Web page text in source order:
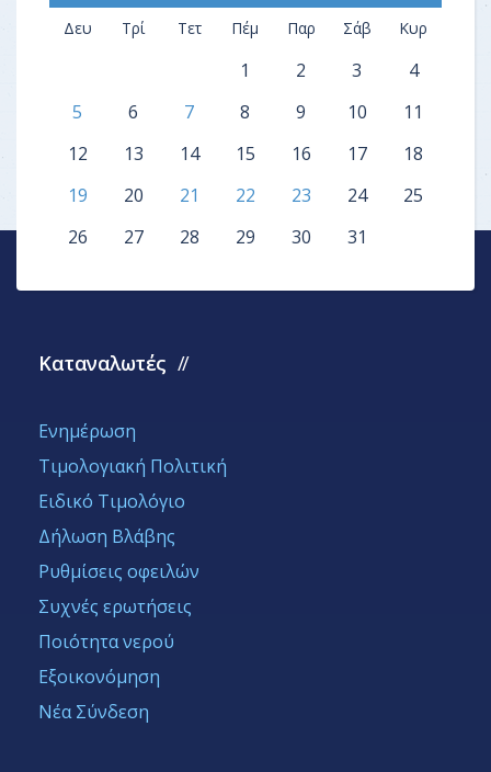
Δευ Τρί Τετ Πέμ Παρ Σάβ Κυρ
1 2 3
4
5
6 7 8 9 10
11
12
13 14 15 16 17
18
19
20 21 22 23 24
25
26
27 28 29 30 31
Καταναλωτές
Ενημέρωση
Τιμολογιακή Πολιτική
Ειδικό Τιμολόγιο
Δήλωση Βλάβης
Ρυθμίσεις οφειλών
Συχνές ερωτήσεις
Ποιότητα νερού
Εξοικονόμηση
Νέα Σύνδεση